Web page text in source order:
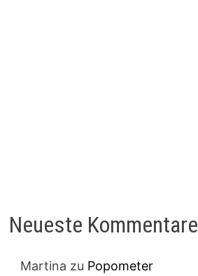
Neueste Kommentare
Martina zu Popometer